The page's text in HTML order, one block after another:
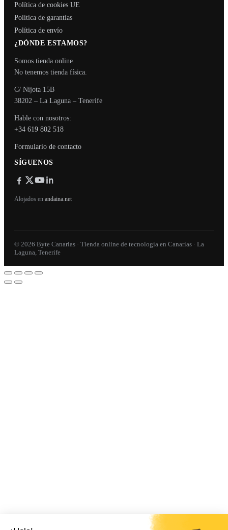
Política de cookies UE
Política de garantías
Política de envío
¿DÓNDE ESTAMOS?
Somos tienda online.
No tenemos tienda física.
C/ Nijota 15B
38202 – La Laguna – Tenerife
Hable con nosotros:
+34 619 802 518
Formulario de contacto
SÍGUENOS
Alojados en andaina.net
© 2026 Byte Canarias · Tienda online de tecnología en Canarias · La
Laguna, Tenerife